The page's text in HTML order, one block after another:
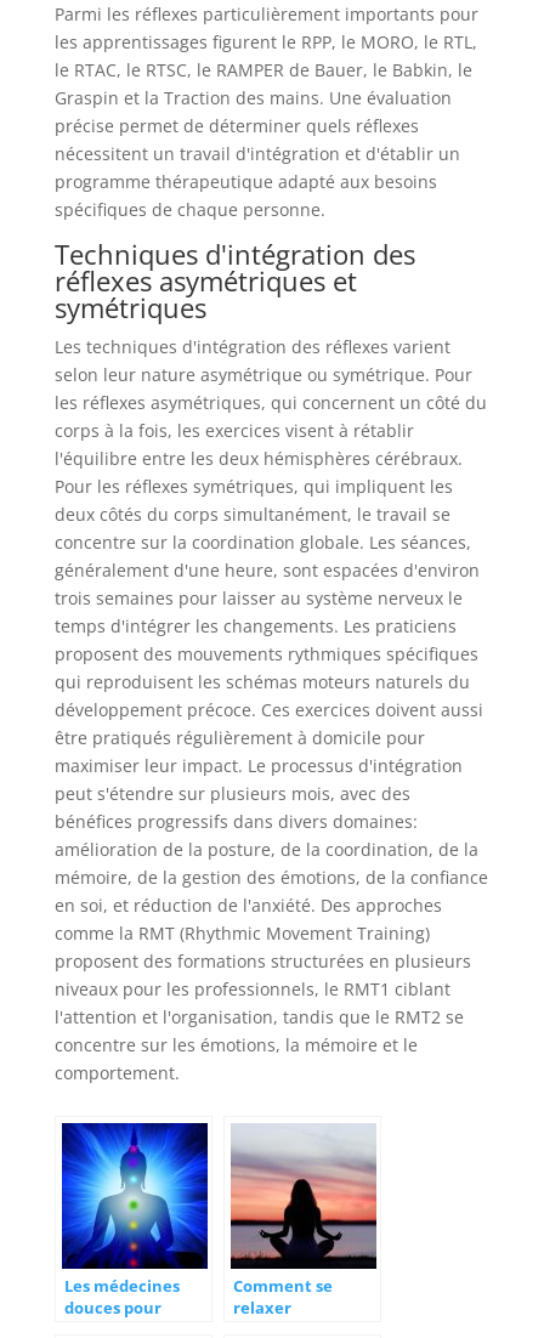
Parmi les réflexes particulièrement importants pour
les apprentissages figurent le RPP, le MORO, le RTL,
le RTAC, le RTSC, le RAMPER de Bauer, le Babkin, le
Graspin et la Traction des mains. Une évaluation
précise permet de déterminer quels réflexes
nécessitent un travail d'intégration et d'établir un
programme thérapeutique adapté aux besoins
spécifiques de chaque personne.
Techniques d'intégration des
réflexes asymétriques et
symétriques
Les techniques d'intégration des réflexes varient
selon leur nature asymétrique ou symétrique. Pour
les réflexes asymétriques, qui concernent un côté du
corps à la fois, les exercices visent à rétablir
l'équilibre entre les deux hémisphères cérébraux.
Pour les réflexes symétriques, qui impliquent les
deux côtés du corps simultanément, le travail se
concentre sur la coordination globale. Les séances,
généralement d'une heure, sont espacées d'environ
trois semaines pour laisser au système nerveux le
temps d'intégrer les changements. Les praticiens
proposent des mouvements rythmiques spécifiques
qui reproduisent les schémas moteurs naturels du
développement précoce. Ces exercices doivent aussi
être pratiqués régulièrement à domicile pour
maximiser leur impact. Le processus d'intégration
peut s'étendre sur plusieurs mois, avec des
bénéfices progressifs dans divers domaines:
amélioration de la posture, de la coordination, de la
mémoire, de la gestion des émotions, de la confiance
en soi, et réduction de l'anxiété. Des approches
comme la RMT (Rhythmic Movement Training)
proposent des formations structurées en plusieurs
niveaux pour les professionnels, le RMT1 ciblant
l'attention et l'organisation, tandis que le RMT2 se
concentre sur les émotions, la mémoire et le
comportement.
Les médecines
douces pour
Comment se
relaxer